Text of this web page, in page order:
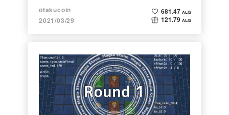
ト】
otakucoin
2021/03/29
681.47 ALIS
121.79 ALIS